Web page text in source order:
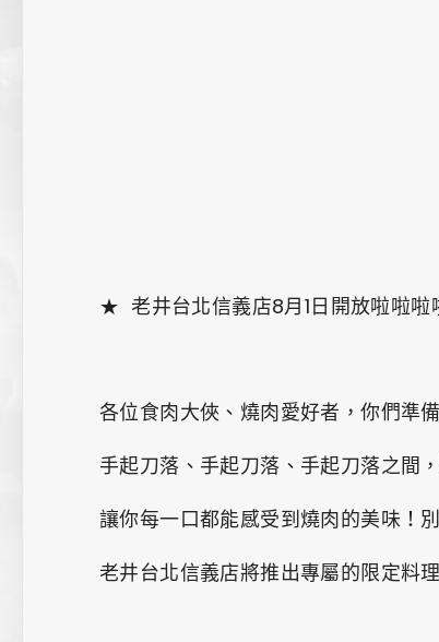
★ 老井台北信義店8月1日開放啦啦
各位食肉大俠、燒肉愛好者，你們準
手起刀落、手起刀落、手起刀落之間
讓你每一口都能感受到燒肉的美味！
老井台北信義店將推出專屬的限定料